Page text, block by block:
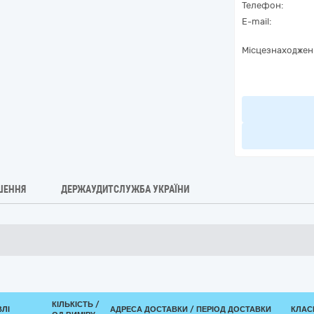
Телефон:
E-mail:
ДЕРЖАУДИТСЛУЖБА УКРАЇНИ
КІЛЬКІСТЬ /
АДРЕСА ДОСТАВКИ / ПЕРІОД ДОСТАВКИ